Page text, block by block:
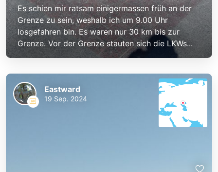
Es schien mir ratsam einigermassen früh an der
Grenze zu sein, weshalb ich um 9.00 Uhr
losgefahren bin. Es waren nur 30 km bis zur
Grenze. Vor der Grenze stauten sich die LKWs...
Eastward
19 Sep. 2024